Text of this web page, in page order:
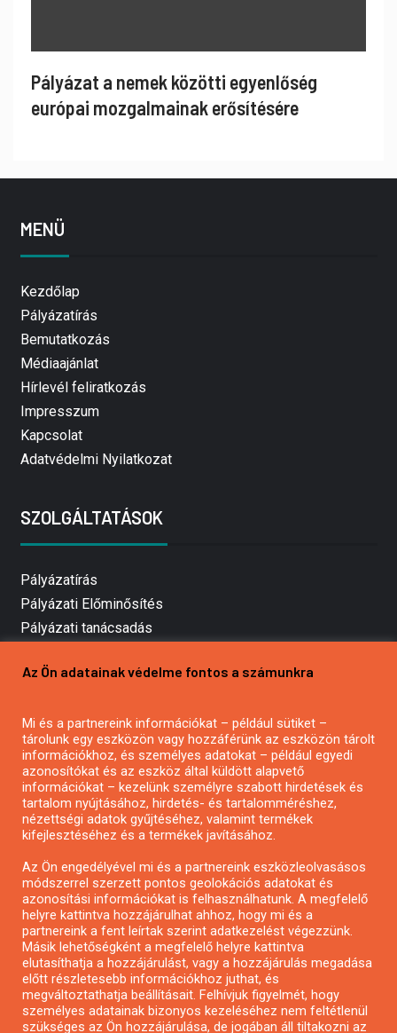
Pályázat a nemek közötti egyenlőség
európai mozgalmainak erősítésére
MENÜ
Kezdőlap
Pályázatírás
Bemutatkozás
Médiaajánlat
Hírlevél feliratkozás
Impresszum
Kapcsolat
Adatvédelmi Nyilatkozat
SZOLGÁLTATÁSOK
Pályázatírás
Pályázati Előminősítés
Pályázati tanácsadás
Mezőgazdasági pályázatírás
Pályázatírás civil szervezeteknek
Pályázatírás önkormányzatoknak
Pályázatfigyelés
Specifikus pályázatfigyelés vagy hírlevél
Pályázatok magánszemélyeknek
Pályázatok civil szervezeteknek
Pályázatok vállalkozásoknak
Önkormányzati pályázatok
Mezőgazdasági pályázatok
Az Ön adatainak védelme fontos a számunkra
Mi és a partnereink információkat – például sütiket –
tárolunk egy eszközön vagy hozzáférünk az eszközön tárolt
információkhoz, és személyes adatokat – például egyedi
azonosítókat és az eszköz által küldött alapvető
információkat – kezelünk személyre szabott hirdetések és
tartalom nyújtásához, hirdetés- és tartalomméréshez,
nézettségi adatok gyűjtéséhez, valamint termékek
kifejlesztéséhez és a termékek javításához.
Az Ön engedélyével mi és a partnereink eszközleolvasásos
módszerrel szerzett pontos geolokációs adatokat és
azonosítási információkat is felhasználhatunk. A megfelelő
helyre kattintva hozzájárulhat ahhoz, hogy mi és a
partnereink a fent leírtak szerint adatkezelést végezzünk.
Másik lehetőségként a megfelelő helyre kattintva
elutasíthatja a hozzájárulást, vagy a hozzájárulás megadása
előtt részletesebb információkhoz juthat, és
megváltoztathatja beállításait. Felhívjuk figyelmét, hogy
személyes adatainak bizonyos kezeléséhez nem feltétlenül
szükséges az Ön hozzájárulása, de jogában áll tiltakozni az